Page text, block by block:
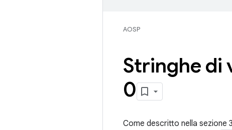
AOSP
Stringhe di
0
Come descritto nella sezione